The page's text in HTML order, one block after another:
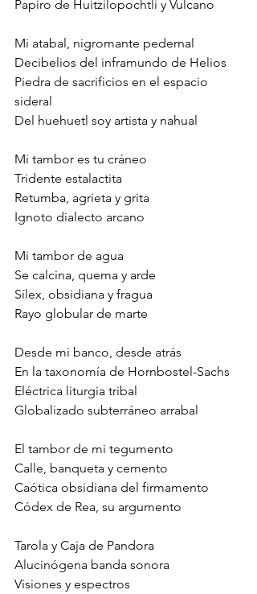
Papiro de Huitzilopochtli y Vulcano
Mi atabal, nigromante pedernal
Decibelios del inframundo de Helios
Piedra de sacrificios en el espacio
sideral
Del huehuetl soy artista y nahual
Mi tambor es tu cráneo
Tridente estalactita
Retumba, agrieta y grita
Ignoto dialecto arcano
Mi tambor de agua
Se calcina, quema y arde
Sílex, obsidiana y fragua
Rayo globular de marte
Desde mi banco, desde atrás
En la taxonomía de Hornbostel-Sachs
Eléctrica liturgia tribal
Globalizado subterráneo arrabal
El tambor de mi tegumento
Calle, banqueta y cemento
Caótica obsidiana del firmamento
Códex de Rea, su argumento
Tarola y Caja de Pandora
Alucinógena banda sonora
Visiones y espectros